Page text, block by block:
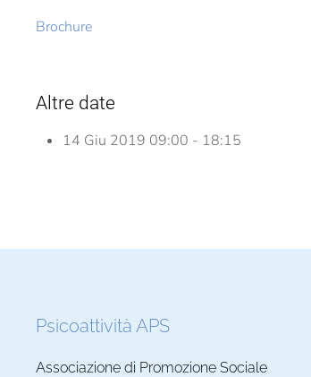
Brochure
Altre date
14 Giu 2019 09:00 - 18:15
Psicoattività APS
Associazione di Promozione Sociale